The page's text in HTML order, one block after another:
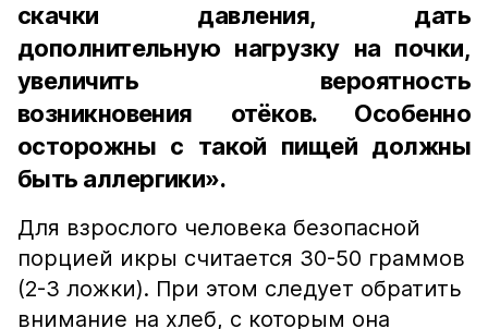
скачки давления, дать
дополнительную нагрузку на почки,
увеличить вероятность
возникновения отёков. Особенно
осторожны с такой пищей должны
быть аллергики».
Для взрослого человека безопасной
порцией икры считается 30-50 граммов
(2-3 ложки). При этом следует обратить
внимание на хлеб, с которым она